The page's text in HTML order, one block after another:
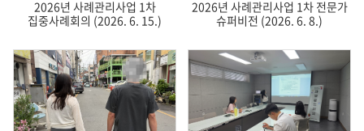
2026년 사례관리사업 1차
집중사례회의 (2026. 6. 15.)
2026년 사례관리사업 1차 전문가
슈퍼비전 (2026. 6. 8.)